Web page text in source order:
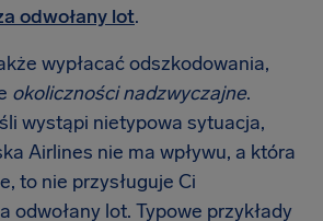
odwołany lot.
wypłacać odszkodowania,
okoliczności nadzwyczajne.
wystąpi nietypowa sytuacja,
Airlines nie ma wpływu, a która
to nie przysługuje Ci
odwołany lot. Typowe przykłady